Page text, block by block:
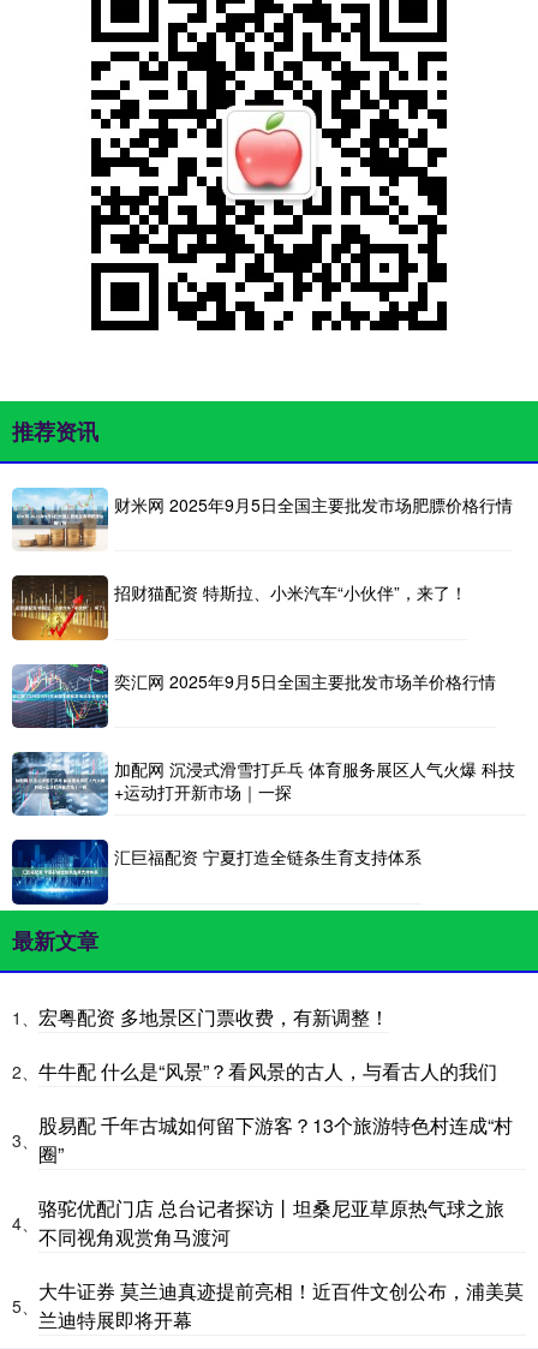
推荐资讯
财米网 2025年9月5日全国主要批发市场肥膘价格行情
招财猫配资 特斯拉、小米汽车“小伙伴”，来了！
奕汇网 2025年9月5日全国主要批发市场羊价格行情
加配网 沉浸式滑雪打乒乓 体育服务展区人气火爆 科技
+运动打开新市场｜一探
汇巨福配资 宁夏打造全链条生育支持体系
最新文章
1、 宏粤配资 多地景区门票收费，有新调整！
2、 牛牛配 什么是“风景”？看风景的古人，与看古人的我们
3、
股易配 千年古城如何留下游客？13个旅游特色村连成“村
圈”
4、
骆驼优配门店 总台记者探访丨坦桑尼亚草原热气球之旅
不同视角观赏角马渡河
5、
大牛证券 莫兰迪真迹提前亮相！近百件文创公布，浦美莫
兰迪特展即将开幕